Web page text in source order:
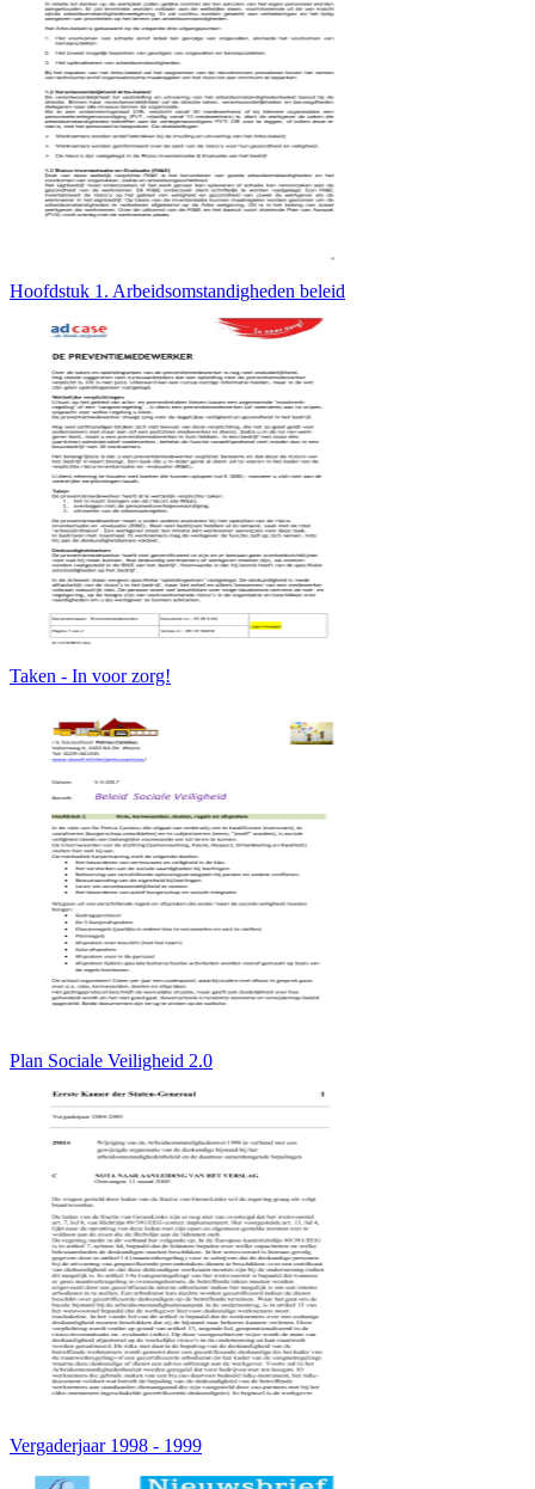
Hoofdstuk 1. Arbeidsomstandigheden beleid
Taken - In voor zorg!
Plan Sociale Veiligheid 2.0
Vergaderjaar 1998 - 1999